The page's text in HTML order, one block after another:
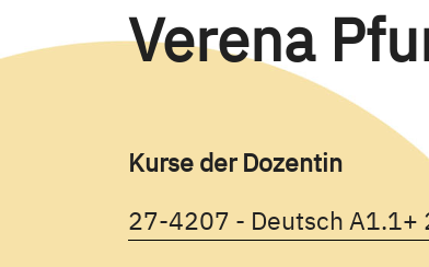
Verena
Kurse der Dozentin
27-4207 - Deutsch A1.1+